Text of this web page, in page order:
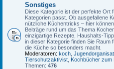
Sonstiges
Diese Kategorie ist der perfekte Ort
Kategorien passt. Ob ausgefallene
nützliche Küchentricks – hier
Beiträge rund um das Thema
einzigartige Rezepte, Haushalts-
in dieser Kategorie finden Sie
die Küche so besonders macht.
Moderatoren: koch
Tierschutzaktivist Kochbücher zum
Themen: 476